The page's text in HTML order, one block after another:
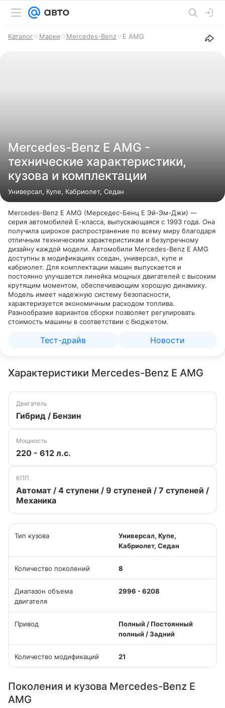
Каталог Марки Mercedes-Benz E AMG
Mercedes-Benz E AMG -
технические характеристики,
кузова и комплектации
Универсал, Купе, Кабриолет, Седан
Mercedes-Benz E AMG (Мерседес-Бенц Е Эй-Эм-Джи) —
серия автомобилей Е-класса, выпускающаяся с 1993 года. Она
получила широкое распространение по всему миру благодаря
отличным техническим характеристикам и безупречному
дизайну каждой модели. Автомобили Mercedes-Benz E AMG
доступны в модификациях сседан, универсал, купе и
кабриолет. Для комплектации машин выпускается и
постоянно улучшается линейка мощных двигателей с высоким
крутящим моментом, обеспечивающим хорошую динамику.
Модель имеет надежную систему безопасности,
характеризуется экономичным расходом топлива.
Разнообразие вариантов сборки позволяет регулировать
стоимость машины в соответствии с бюджетом.
Тест-драйв Новости
Характеристики Mercedes-Benz E AMG
Двигатель
Гибрид / Бензин
Мощность
220 - 612 л.с.
КПП
Автомат / 4 ступени / 9 ступеней / 7 ступеней /
Механика
Тип кузова
Универсал, Купе,
Кабриолет, Седан
Количество поколений 8
Диапазон объема
двигателя
2996 - 6208
Привод
Полный / Постоянный
полный / Задний
Количество модификаций 21
Поколения и кузова Mercedes-Benz E
AMG